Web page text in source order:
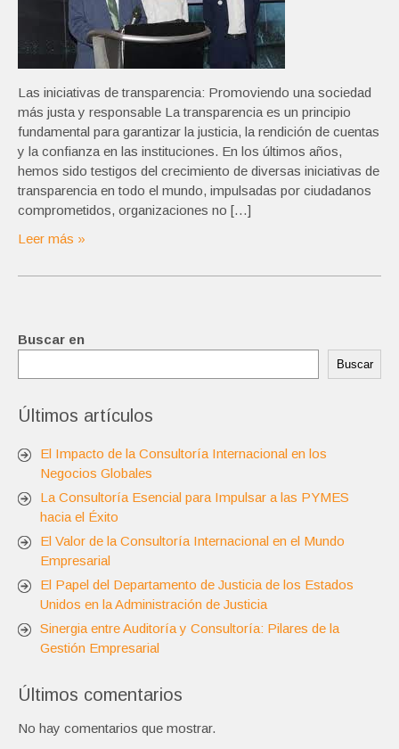
Las iniciativas de transparencia: Promoviendo una sociedad
más justa y responsable La transparencia es un principio
fundamental para garantizar la justicia, la rendición de cuentas
y la confianza en las instituciones. En los últimos años,
hemos sido testigos del crecimiento de diversas iniciativas de
transparencia en todo el mundo, impulsadas por ciudadanos
comprometidos, organizaciones no […]
Leer más »
Buscar en
Buscar
Últimos artículos
El Impacto de la Consultoría Internacional en los
Negocios Globales
La Consultoría Esencial para Impulsar a las PYMES
hacia el Éxito
El Valor de la Consultoría Internacional en el Mundo
Empresarial
El Papel del Departamento de Justicia de los Estados
Unidos en la Administración de Justicia
Sinergia entre Auditoría y Consultoría: Pilares de la
Gestión Empresarial
Últimos comentarios
No hay comentarios que mostrar.